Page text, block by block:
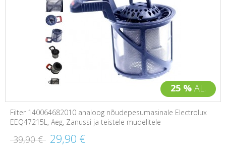
25 % AL.
Filter 140064682010 analoog nõudepesumasinale Electrolux
EEQ47215L, Aeg, Zanussi ja teistele mudelitele
39,90 € 29,90 €